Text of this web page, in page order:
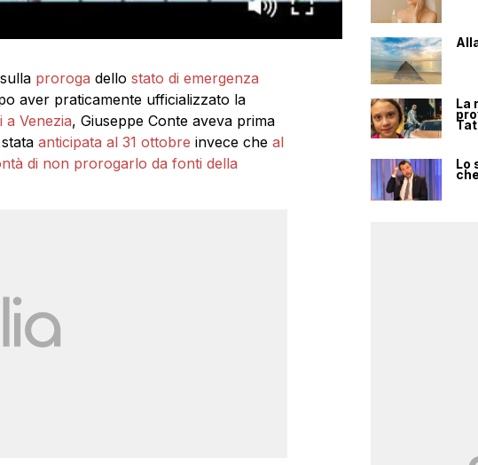
proroga dello stato di emergenza
aver praticamente ufficializzato la
Venezia, Giuseppe Conte aveva prima
anticipata al 31 ottobre invece che al
di non prorogarlo da fonti della
La
Lo